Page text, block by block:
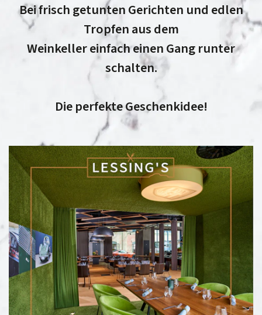
Bei frisch getunten Gerichten und edlen
Tropfen aus dem
Weinkeller einfach einen Gang runter
schalten.
Die perfekte Geschenkidee!